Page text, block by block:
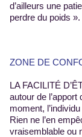
d’ailleurs une
perdre du poids ».
ZONE DE
LA FACILITÉ
autour de
moment,
Rien ne l’en
vraisemblable ou